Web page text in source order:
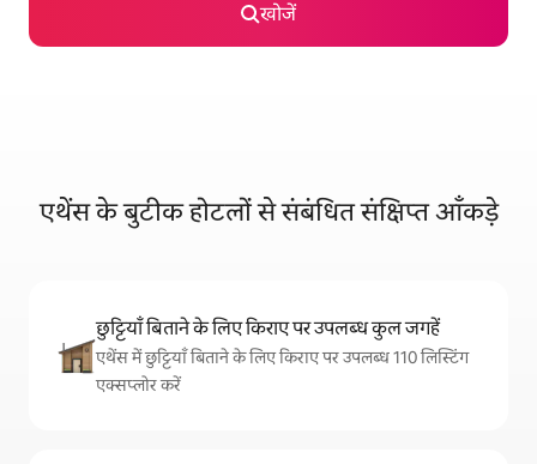
खोजें
एथेंस के बुटीक होटलों से संबंधित संक्षिप्त आँकड़े
छुट्टियाँ बिताने के लिए किराए पर उपलब्ध कुल जगहें
एथेंस में छुट्टियाँ बिताने के लिए किराए पर उपलब्ध 110 लिस्टिंग
एक्सप्लोर करें